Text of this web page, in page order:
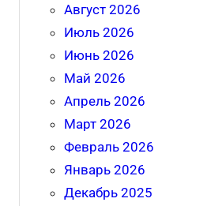
Август 2026
Июль 2026
Июнь 2026
Май 2026
Апрель 2026
Март 2026
Февраль 2026
Январь 2026
Декабрь 2025